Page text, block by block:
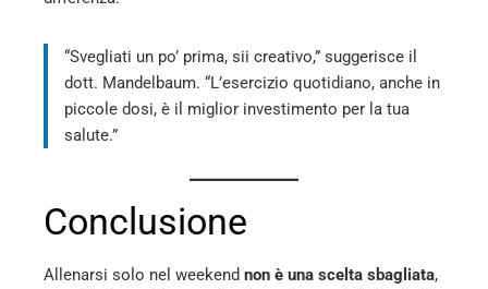
“Svegliati un po’ prima, sii creativo,” suggerisce il
dott. Mandelbaum. “L’esercizio quotidiano, anche in
piccole dosi, è il miglior investimento per la tua
salute.”
Conclusione
Allenarsi solo nel weekend non è una scelta sbagliata,